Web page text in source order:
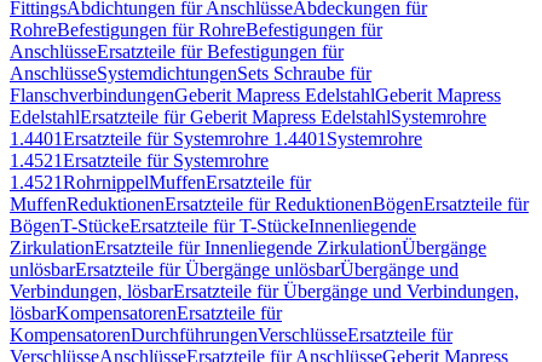
FittingsAbdichtungen für AnschlüsseAbdeckungen für
RohreBefestigungen für RohreBefestigungen für
AnschlüsseErsatzteile für Befestigungen für
AnschlüsseSystemdichtungenSets Schraube für
FlanschverbindungenGeberit Mapress EdelstahlGeberit Mapress
EdelstahlErsatzteile für Geberit Mapress EdelstahlSystemrohre
1.4401Ersatzteile für Systemrohre 1.4401 Systemrohre
1.4521Ersatzteile für Systemrohre
1.4521RohrnippelMuffenErsatzteile für
MuffenReduktionenErsatzteile für ReduktionenBögenErsatzteile für
BögenT-StückeErsatzteile für T-StückeInnenliegende
ZirkulationErsatzteile für Innenliegende ZirkulationÜbergänge
unlösbarErsatzteile für Übergänge unlösbarÜbergänge und
Verbindungen, lösbarErsatzteile für Übergänge und Verbindungen,
lösbarKompensatorenErsatzteile für
KompensatorenDurchführungenVerschlüsseErsatzteile für
VerschlüsseAnschlüsseErsatzteile für AnschlüsseGeberit Mapress